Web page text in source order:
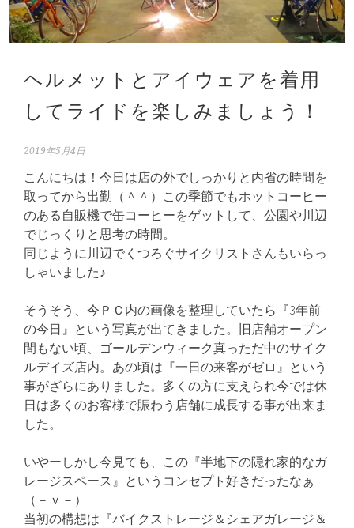
ヘルメットとアイウェアを着用
してライドを楽しみましょう！
2019年5月4日
こんにちは！今日は店の外でしっかりと内省の時間を
取ってから出勤（＾＾）この季節でもホットコーヒー
のある自販機で缶コーヒーをゲットして、公園や川辺
でじっくりと思考の時間。
同じように川辺でくつろぐサイクリストさんもいらっ
しゃいました♪
そうそう、今ＰＣ内の画像を整理していたら『3年前
の今日』という写真が出てきました。旧店舗オープン
間もない頃、ゴールデンウィーク真っただ中のサイク
ルデイズ店内。あの頃は『一日の来客がゼロ』という
事がざらにありました。多くの方に支えられ今では休
日は多くのお客様で賑わう店舗に成長する事が出来ま
した。
いやーしかし今見ても、この『半地下の隠れ家的なガ
レージスペース』というコンセプト好きだったなぁ
（－ｖ－）
当初の構想は『バイクストレージ＆シェアガレージ＆